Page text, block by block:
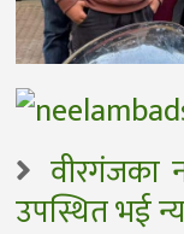
वीरगंजका
उपस्थित भई